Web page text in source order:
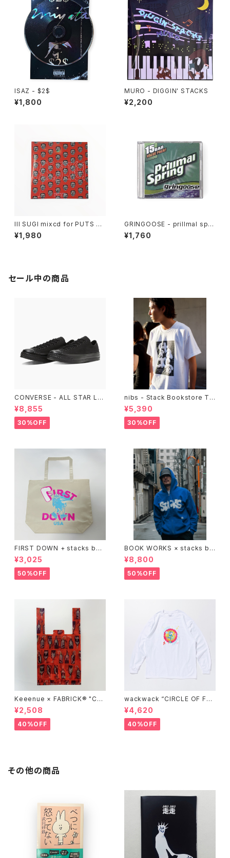
ISAZ - $2$
¥1,800
MURO - DIGGIN' STACKS
¥2,200
Ill SUGI mixcd for PUTS ex
hibition “NURI NURI”
¥1,980
GRINGOOSE - prillmal spri
ng 2 (MIX CD)
¥1,760
セール中の商品
CONVERSE - ALL STAR LG
CY OX （ALL BLACK)
¥8,855
30%OFF
nibs - Stack Bookstore Te
e
¥5,390
30%OFF
FIRST DOWN + stacks boo
kstore BIG TOTE
¥3,025
50%OFF
BOOK WORKS × stacks bo
okstore "Jimbocho Beat Li
brary zip up hood"
¥8,800
50%OFF
Keeenue × FABRICK®︎ "CO
MPACT SHOPPING BAG" st
acks Exclusive model
¥2,508
40%OFF
wackwack “CIRCLE OF FRI
ENDS” L/S TEE
¥4,620
40%OFF
その他の商品